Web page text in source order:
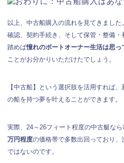
以上、中古船購入の流れを見てきまし
確認、契約手続き、そして保管・整備
踏めば憧れのボートオーナー生活は思
ことがお分かりいただけたでしょう。
【中古船】という選択肢を活用すれば
の船を持つ夢を叶えることができます。
実際、24～26フィート程度の中古艇なら
万円程度の価格帯で多数出回っており
ではないのです。